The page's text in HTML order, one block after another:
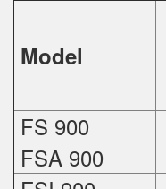
Model
FS 900
FSA 900